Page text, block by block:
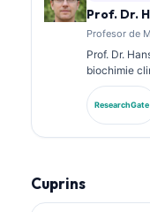
Prof. Dr.
Profesor de
Prof. Dr.
biochimie
de Chimie
panourilor
ResearchGate
Cuprins